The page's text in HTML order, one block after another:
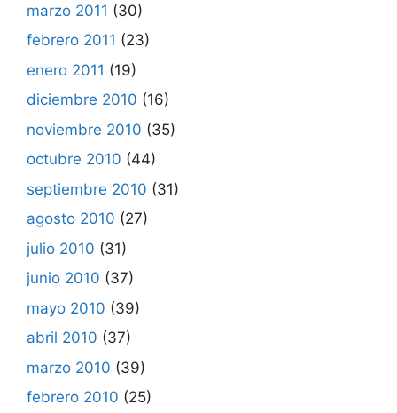
marzo 2011 (30)
febrero 2011 (23)
enero 2011 (19)
diciembre 2010 (16)
noviembre 2010 (35)
octubre 2010 (44)
septiembre 2010 (31)
agosto 2010 (27)
julio 2010 (31)
junio 2010 (37)
mayo 2010 (39)
abril 2010 (37)
marzo 2010 (39)
febrero 2010 (25)